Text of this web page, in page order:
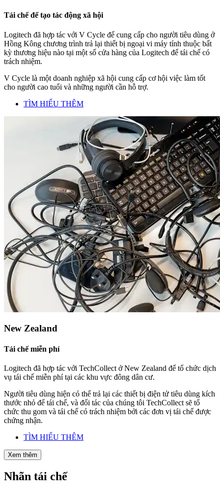
Tái chế để tạo tác động xã hội
Logitech đã hợp tác với V Cycle để cung cấp cho người tiêu dùng ở
Hồng Kông chương trình trả lại thiết bị ngoại vi máy tính thuộc bất
kỳ thương hiệu nào tại một số cửa hàng của Logitech để tái chế có
trách nhiệm.
V Cycle là một doanh nghiệp xã hội cung cấp cơ hội việc làm tốt
cho người cao tuổi và những người cần hỗ trợ.
TÌM HIỂU THÊM
New Zealand
Tái chế miễn phí
Logitech đã hợp tác với TechCollect ở New Zealand để tổ chức dịch
vụ tái chế miễn phí tại các khu vực đông dân cư.
Người tiêu dùng hiện có thể trả lại các thiết bị điện tử tiêu dùng kích
thước nhỏ để tái chế, và đối tác của chúng tôi TechCollect sẽ tổ
chức thu gom và tái chế có trách nhiệm bởi các đơn vị tái chế được
chứng nhận.
TÌM HIỂU THÊM
Xem thêm
Nhãn tái chế